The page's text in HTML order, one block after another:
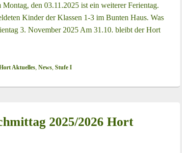
den 03.11.2025 ist ein weiterer Ferientag.
Kinder der Klassen 1-3 im Bunten Haus. Was
3. November 2025 Am 31.10. bleibt der Hort
2025 im Hort Helsinkiring
Aktuelles News Stufe I
2025/2026 Hort